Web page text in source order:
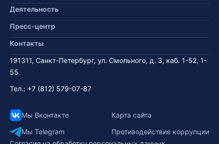
Деятельность
Пресс-центр
Контакты
191311, Санкт-Петербург, ул. Смольного, д. 3, каб. 1-52, 1-
55
Тел.: +7 (812) 579-07-87
Мы Вконтакте
Мы Telegram
Карта сайта
Противодействие коррупции